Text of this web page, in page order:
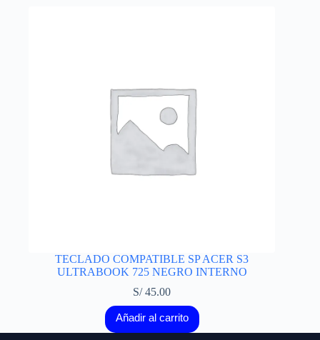
TECLADO COMPATIBLE SP ACER S3
ULTRABOOK 725 NEGRO INTERNO
S/45.00
Añadir al carrito